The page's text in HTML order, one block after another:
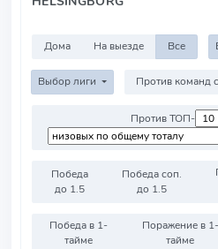
Дома На выезде Все
Выбор лиги Против команд с
Против ТОП-
Победа
до 1.5
Победа соп.
до 1.5
Победа в 1-
тайме
Поражение в 1-
тайме